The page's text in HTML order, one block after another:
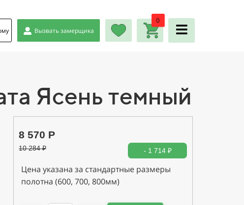
Вызвать замерщика
0
Ясень темный
8 570 Р
10 284₽ - 1 714 ₽
Цена указана за стандартные размеры
полотна (600, 700, 800мм)